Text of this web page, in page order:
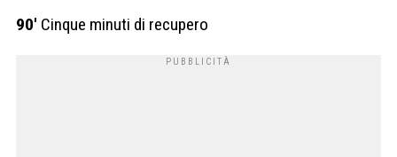
90′ Cinque minuti di recupero